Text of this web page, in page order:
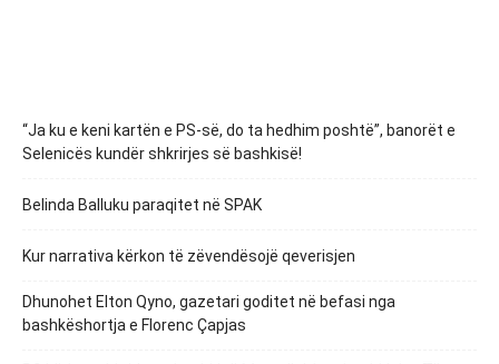
“Ja ku e keni kartën e PS-së, do ta hedhim poshtë”, banorët e
Selenicës kundër shkrirjes së bashkisë!
Belinda Balluku paraqitet në SPAK
Kur narrativa kërkon të zëvendësojë qeverisjen
Dhunohet Elton Qyno, gazetari goditet në befasi nga
bashkëshortja e Florenc Çapjas